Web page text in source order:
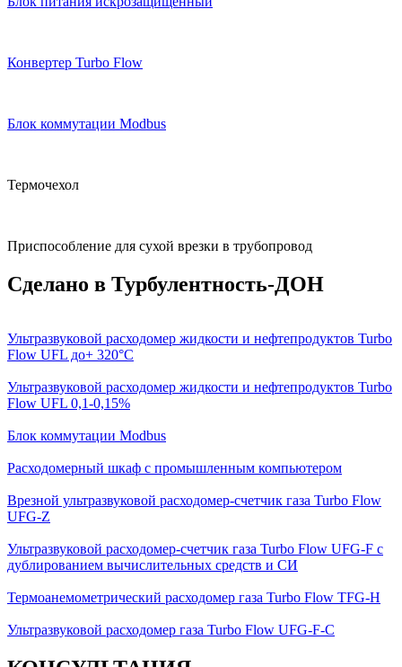
Конвертер Turbo Flow
Блок коммутации Modbus
Термочехол
Приспособление для сухой врезки в трубопровод
Сделано в Турбулентность-ДОН
Ультразвуковой расходомер жидкости и нефтепродуктов Turbo
Flow UFL до+ 320°C
Ультразвуковой расходомер жидкости и нефтепродуктов Turbo
Flow UFL 0,1-0,15%
Блок коммутации Modbus
Расходомерный шкаф с промышленным компьютером
Врезной ультразвуковой расходомер-счетчик газа Turbo Flow
UFG-Z
Ультразвуковой расходомер-счетчик газа Turbo Flow UFG-F с
дублированием вычислительных средств и СИ
Термоанемометрический расходомер газа Turbo Flow TFG-H
Ультразвуковой расходомер газа Turbo Flow UFG-F-С